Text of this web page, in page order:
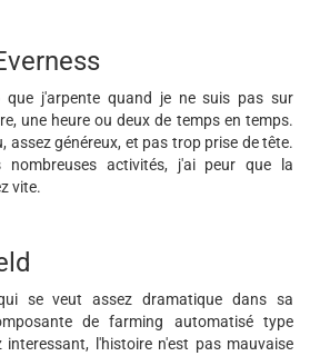
que j'arpente quand je ne suis pas sur
une heure ou deux de temps en temps.
assez généreux, et pas trop prise de tête.
nombreuses activités, j'ai peur que la
vite.
se veut assez dramatique dans sa
de farming automatisé type
interessant, l'histoire n'est pas mauvaise